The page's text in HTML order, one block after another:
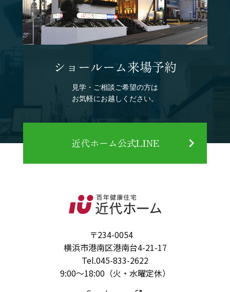
ショールーム来場予約
見学・ご相談ご希望の方は
お気軽にお越しください。
近代ホーム公式LINE
〒234-0054
横浜市港南区港南台4-21-17
Tel.045-833-2622
9:00～18:00（火・水曜定休）